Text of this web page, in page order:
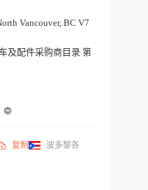
Vancouver, BC V7
及配件采购商目录 第
复制 波多黎各